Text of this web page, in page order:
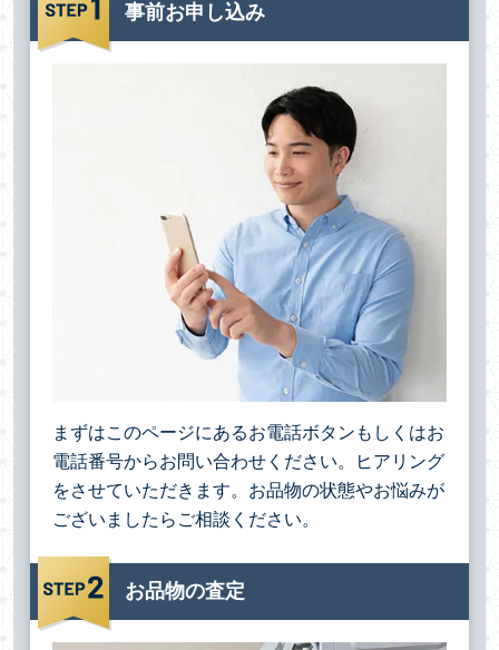
事前お申し込み
まずはこのページにあるお電話ボタンもしくはお
電話番号からお問い合わせください。ヒアリング
をさせていただきます。お品物の状態やお悩みが
ございましたらご相談ください。
お品物の査定